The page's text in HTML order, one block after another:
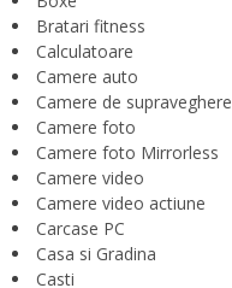
Bratari fitness
Calculatoare
Camere auto
Camere de supraveghere
Camere foto
Camere foto Mirrorless
Camere video
Camere video actiune
Carcase PC
Casa si Gradina
Casti